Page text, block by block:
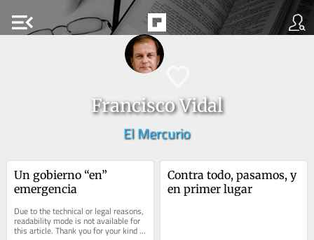
menu_open
Francisco Vidal
El Mercurio
Un gobierno “en”
emergencia
Due to the technical or legal reasons,
readability mode is not available for
this article. Thank you for your kind
Contra todo, pasamos, y
en primer lugar